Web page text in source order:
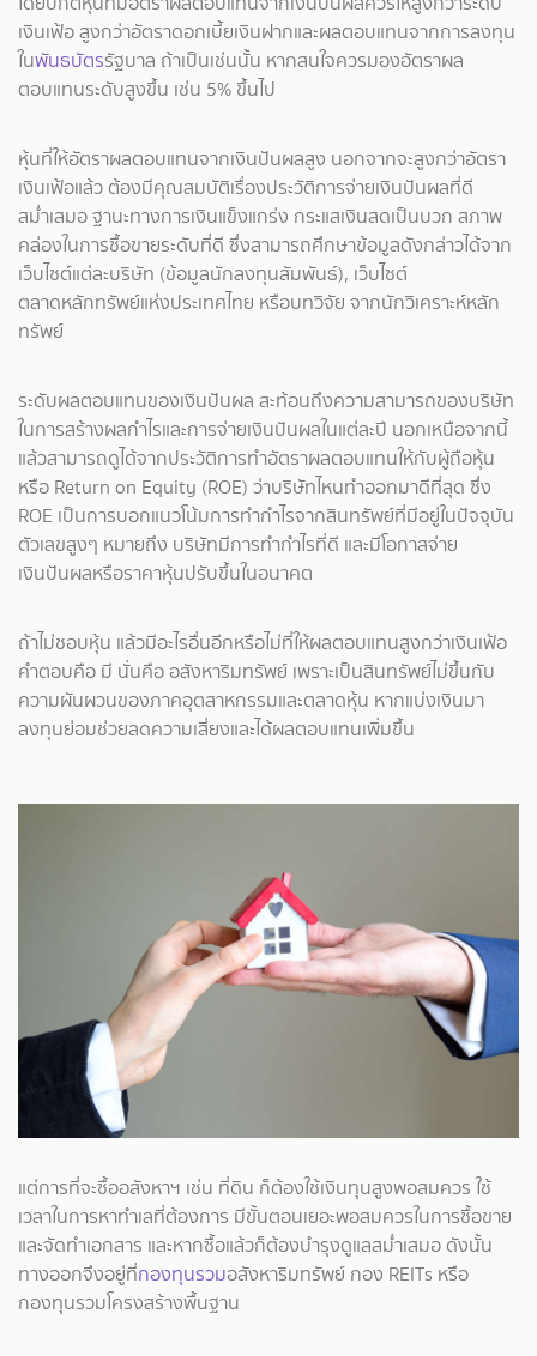
เงินเฟ้อ สูงกว่าอัตราดอกเบี้ยเงินฝากและผลตอบแทนจากการลงทุน
ในพันธบัตรรัฐบาล ถ้าเป็นเช่นนั้น หากสนใจควรมองอัตราผล
ตอบแทนระดับสูงขึ้น เช่น 5% ขึ้นไป
หุ้นที่ให้อัตราผลตอบแทนจากเงินปันผลสูง นอกจากจะสูงกว่าอัตรา
เงินเฟ้อแล้ว ต้องมีคุณสมบัติเรื่องประวัติการจ่ายเงินปันผลที่ดี
สม่ำเสมอ ฐานะทางการเงินแข็งแกร่ง กระแสเงินสดเป็นบวก สภาพ
คล่องในการซื้อขายระดับที่ดี ซึ่งสามารถศึกษาข้อมูลดังกล่าวได้จาก
เว็บไซต์แต่ละบริษัท (ข้อมูลนักลงทุนสัมพันธ์), เว็บไซต์
ตลาดหลักทรัพย์แห่งประเทศไทย หรือบทวิจัย จากนักวิเคราะห์หลัก
ทรัพย์
ระดับผลตอบแทนของเงินปันผล สะท้อนถึงความสามารถของบริษัท
ในการสร้างผลกำไรและการจ่ายเงินปันผลในแต่ละปี นอกเหนือจากนี้
แล้วสามารถดูได้จากประวัติการทำอัตราผลตอบแทนให้กับผู้ถือหุ้น
หรือ Return on Equity (ROE) ว่าบริษัทไหนทำออกมาดีที่สุด ซึ่ง
ROE เป็นการบอกแนวโน้มการทำกำไรจากสินทรัพย์ที่มีอยู่ในปัจจุบัน
ตัวเลขสูงๆ หมายถึง บริษัทมีการทำกำไรที่ดี และมีโอกาสจ่าย
เงินปันผลหรือราคาหุ้นปรับขึ้นในอนาคต
ถ้าไม่ชอบหุ้น แล้วมีอะไรอื่นอีกหรือไม่ที่ให้ผลตอบแทนสูงกว่าเงินเฟ้อ
คำตอบคือ มี นั่นคือ อสังหาริมทรัพย์ เพราะเป็นสินทรัพย์ไม่ขึ้นกับ
ความผันผวนของภาคอุตสาหกรรมและตลาดหุ้น หากแบ่งเงินมา
ลงทุนย่อมช่วยลดความเสี่ยงและได้ผลตอบแทนเพิ่มขึ้น
แต่การที่จะซื้ออสังหาฯ เช่น ที่ดิน ก็ต้องใช้เงินทุนสูงพอสมควร ใช้
เวลาในการหาทำเลที่ต้องการ มีขั้นตอนเยอะพอสมควรในการซื้อขาย
และจัดทำเอกสาร และหากซื้อแล้วก็ต้องบำรุงดูแลสม่ำเสมอ ดังนั้น
ทางออกจึงอยู่ที่กองทุนรวมอสังหาริมทรัพย์ กอง REITs หรือ
กองทุนรวมโครงสร้างพื้นฐาน